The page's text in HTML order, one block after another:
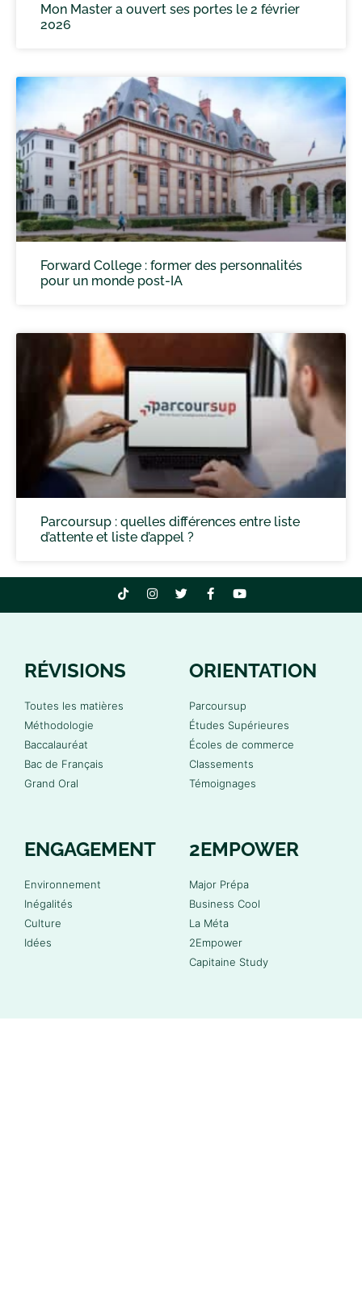
Mon Master a ouvert ses portes le 2 février
2026
Forward College : former des personnalités
pour un monde post-IA
Parcoursup : quelles différences entre liste
d’attente et liste d’appel ?
RÉVISIONS
Toutes les matières
Méthodologie
Baccalauréat
Bac de Français
Grand Oral
ORIENTATION
Parcoursup
Études Supérieures
Écoles de commerce
Classements
Témoignages
ENGAGEMENT
Environnement
Inégalités
Culture
Idées
2EMPOWER
Major Prépa
Business Cool
La Méta
2Empower
Capitaine Study